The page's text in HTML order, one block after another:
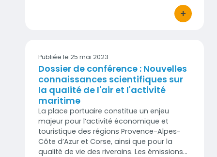
+
bouton
Publiée le 25 mai 2023
Dossier de conférence : Nouvelles
connaissances scientifiques sur
la qualité de l'air et l'activité
maritime
La place portuaire constitue un enjeu
majeur pour l’activité économique et
touristique des régions Provence-Alpes-
Côte d’Azur et Corse, ainsi que pour la
qualité de vie des riverains. Les émissions…